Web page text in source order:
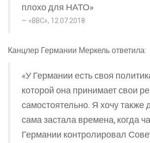
плохо для НАТО»
«BBC», 12.07.2018
Канцлер Германии Меркель ответила:
«У Германии есть своя
которой она принимает свои
самостоятельно. Я хочу также
сама застала времена, когда
Германии контролировал